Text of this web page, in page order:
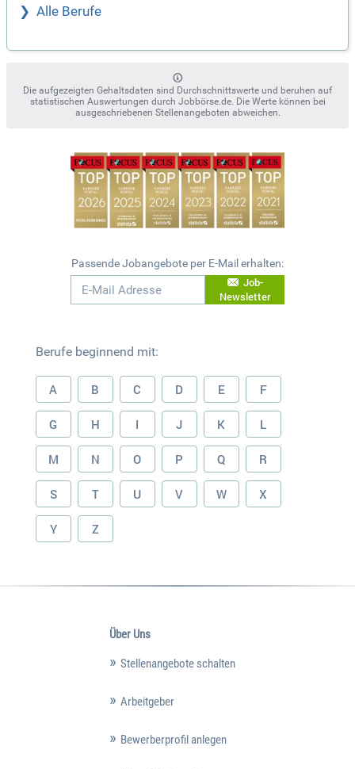
Alle Berufe
Die aufgezeigten Gehaltsdaten sind Durchschnittswerte und beruhen auf
statistischen Auswertungen durch Jobbörse.de. Die Werte können bei
ausgeschriebenen Stellenangeboten abweichen.
Passende Jobangebote per E-Mail erhalten:
Job-
Newsletter
Berufe beginnend mit:
A B C D E F
G H I J K L
M N O P Q R
S T U V W X
Y Z
Über Uns
Stellenangebote schalten
Arbeitgeber
Bewerberprofil anlegen